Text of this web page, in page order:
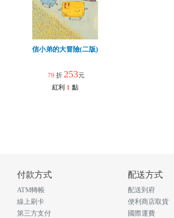
信小弟的大冒險(二版)
79 折 253元
紅利 1 點
付款方式
ATM轉帳
線上刷卡
第三方支付
配送方式
配送到府
便利商店取貨
國際運費